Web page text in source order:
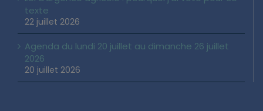
texte
22 juillet 2026
Agenda du lundi 20 juillet au dimanche 26 juillet
2026
20 juillet 2026